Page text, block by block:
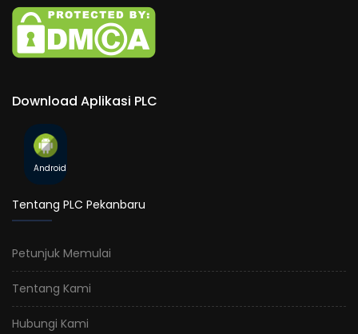
Download Aplikasi PLC
Android
Tentang PLC Pekanbaru
Petunjuk Memulai
Tentang Kami
Hubungi Kami